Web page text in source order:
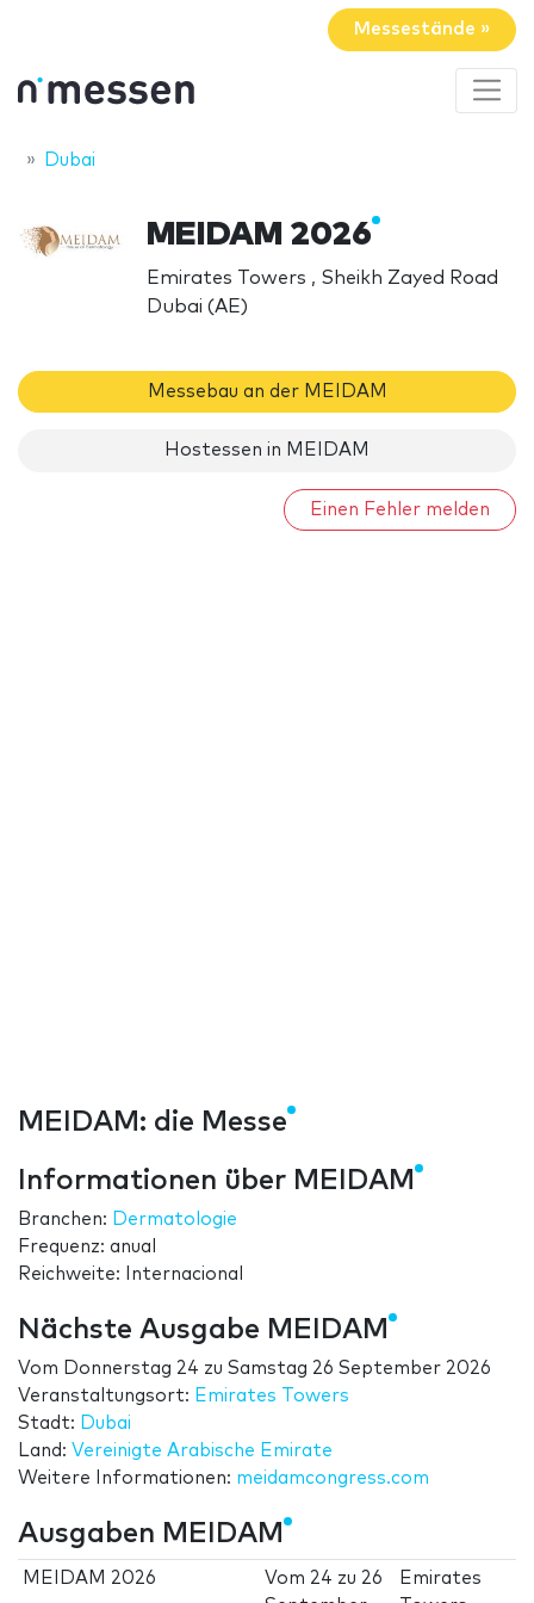
Messestände »
Dubai
MEIDAM 2026
Emirates Towers , Sheikh Zayed Road
Dubai (AE)
Messebau an der MEIDAM
Hostessen in MEIDAM
Einen Fehler melden
MEIDAM: die Messe
Informationen über MEIDAM
Branchen: Dermatologie
Frequenz: anual
Reichweite: Internacional
Nächste Ausgabe MEIDAM
Vom Donnerstag 24 zu Samstag 26 September 2026
Veranstaltungsort: Emirates Towers
Stadt: Dubai
Land: Vereinigte Arabische Emirate
Weitere Informationen: meidamcongress.com
Ausgaben MEIDAM
MEIDAM 2026 Vom 24 zu 26
Emirates